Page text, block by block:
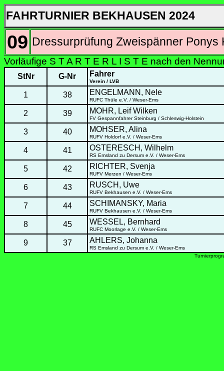
FAHRTURNIER BEKHAUSEN 2024
09 Dressurprüfung Zweispänner Ponys
Vorläufige S T A R T E R L I S T E nach den
StNr G-Nr Fahrer
Verein / LVB
1 38 ENGELMANN, Nele
RUFC Thüle e.V. / Weser-Ems
2 39 MOHR, Leif Wilken
FV Gespannfahrer Steinburg / Schleswig-Holstein
3 40 MOHSER, Alina
RUFV Holdorf e.V. / Weser-Ems
4 41 OSTERESCH, Wilhelm
RS Emsland zu Dersum e.V. / Weser-Ems
5 42 RICHTER, Svenja
RUFV Merzen / Weser-Ems
6 43 RUSCH, Uwe
RUFV Bekhausen e.V. / Weser-Ems
7 44 SCHIMANSKY, Maria
RUFV Bekhausen e.V. / Weser-Ems
8 45 WESSEL, Bernhard
RUFC Moorlage e.V. / Weser-Ems
9 37 AHLERS, Johanna
RS Emsland zu Dersum e.V. / Weser-Ems